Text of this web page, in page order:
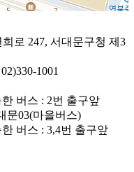
로 247, 서대문구청 제3
1001
버스 : 2번 출구앞
문03(마을버스)
버스 : 3,4번 출구앞